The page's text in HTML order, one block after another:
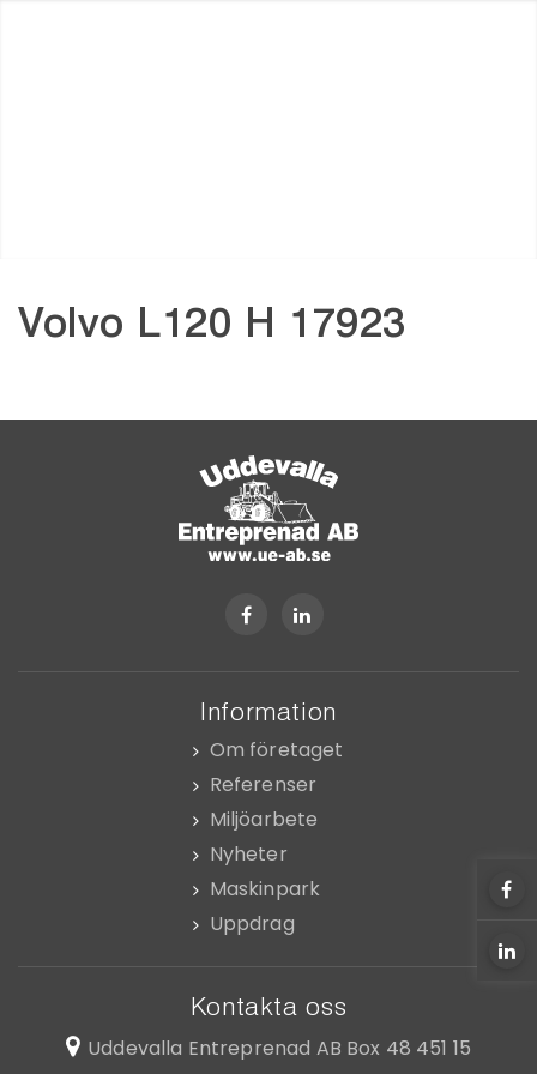
Volvo L120 H 17923
Information
Om företaget
Referenser
Miljöarbete
Nyheter
Maskinpark
Uppdrag
Kontakta oss
Uddevalla Entreprenad AB Box 48 451 15